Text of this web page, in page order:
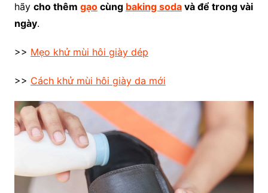
hãy cho thêm gạocùng baking sodavà để trong vài
ngày.
>> Mẹo khử mùi hôi giày dép
>> Cách khử mùi hôi giày da mới